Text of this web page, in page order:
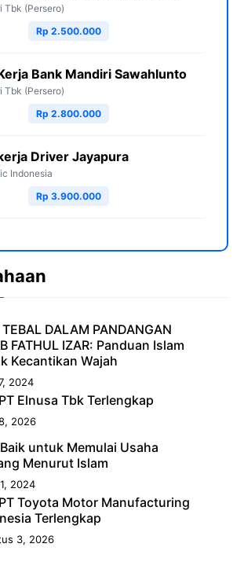
Tbk (Persero)
Rp 2.500.000
Bank Mandiri Sawahlunto
Tbk (Persero)
Rp 2.800.000
Driver Jayapura
Indonesia
Rp 3.900.000
DALAM PANDANGAN
FATHUL IZAR: Panduan Islam
Kecantikan Wajah
2024
Elnusa Tbk Terlengkap
2026
untuk Memulai Usaha
Menurut Islam
2024
Toyota Motor Manufacturing
Terlengkap
3, 2026